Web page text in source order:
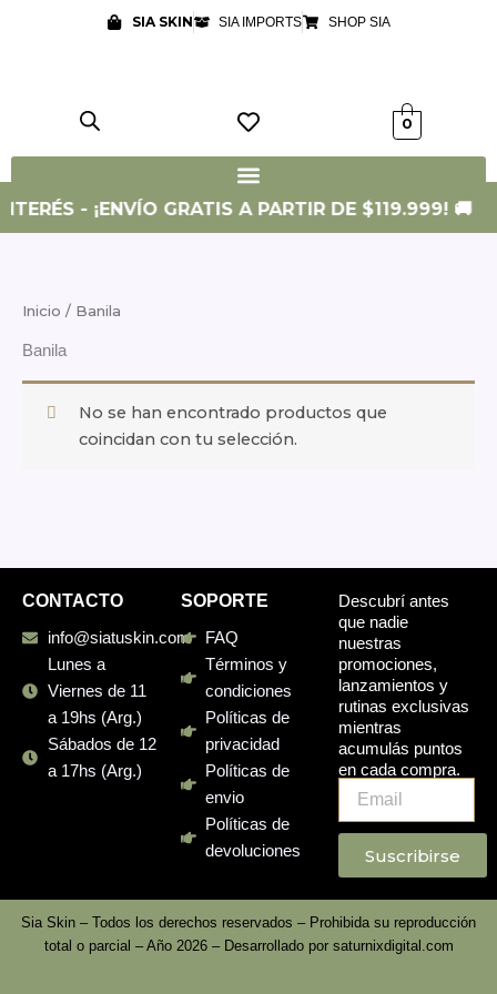
SIA SKIN SIA IMPORTS SHOP SIA
0
- ¡ENVÍO GRATIS A PARTIR DE $119.999! 🚚
Inicio / Banila
Banila
No se han encontrado productos que
coincidan con tu selección.
CONTACTO
info@siatuskin.com
Lunes a
Viernes de 11
a 19hs (Arg.)
Sábados de 12
a 17hs (Arg.)
SOPORTE
FAQ
Términos y
condiciones
Políticas de
privacidad
Políticas de
envio
Políticas de
devoluciones
Descubrí antes
que nadie
nuestras
promociones,
lanzamientos y
rutinas exclusivas
mientras
acumulás puntos
en cada compra.
Email
Suscribirse
Sia Skin – Todos los derechos reservados – Prohibida su reproducción
total o parcial – Año 2026 – Desarrollado por saturnixdigital.com